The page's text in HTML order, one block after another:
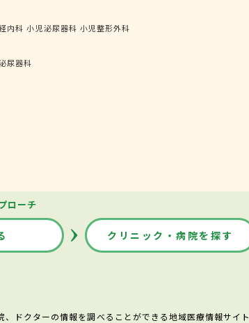
内科 小児泌尿器科 小児整形外科
尿器科
ローチ
クリニック・病院を探す
ドクターの情報を調べることができる地域医療情報サイト